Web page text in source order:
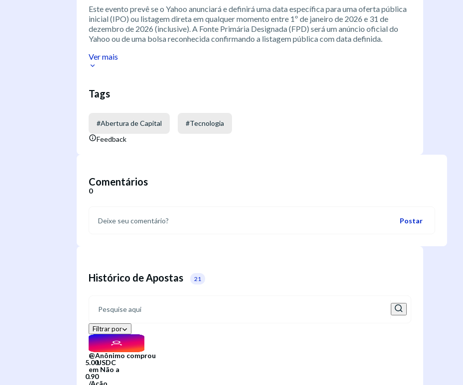
Este evento prevê se o Yahoo anunciará e definirá uma data específica para uma oferta pública
inicial (IPO) ou listagem direta em qualquer momento entre 1º de janeiro de 2026 e 31 de
dezembro de 2026 (inclusive). A Fonte Primária Designada (FPD) será um anúncio oficial do
Yahoo ou de uma bolsa reconhecida confirmando a listagem pública com data definida.
Ver mais
Tags
#Abertura de Capital #Tecnologia
Feedback
Comentários
0
Postar
Histórico de Apostas 21
Filtrar por
@Anônimo comprou
em Não a
/Ação